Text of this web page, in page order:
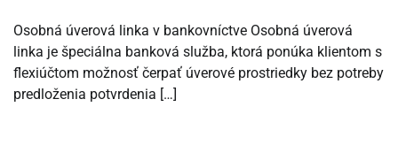
Osobná úverová linka v bankovníctve Osobná úverová
linka je špeciálna banková služba, ktorá ponúka klientom s
flexiúčtom možnosť čerpať úverové prostriedky bez potreby
predloženia potvrdenia […]